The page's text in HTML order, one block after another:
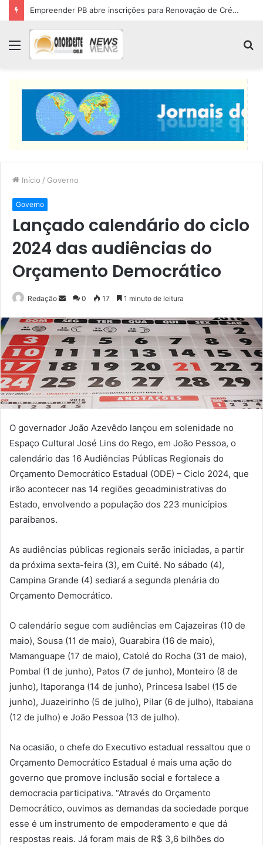
Empreender PB abre inscrições para Renovação de Crédito
Menu
Início / Governo
Governo
Lançado calendário do ciclo
2024 das audiências do
Orçamento Democrático
Redação
Mande
e-
mail
0 17 1 minuto de leitura
O governador João Azevêdo lançou em solenidade no
Espaço Cultural José Lins do Rego, em João Pessoa, o
calendário das 16 Audiências Públicas Regionais do
Orçamento Democrático Estadual (ODE) – Ciclo 2024, que
irão acontecer nas 14 regiões geoadministrativas do
Estado, envolvendo a população dos 223 municípios
paraibanos.
As audiências públicas regionais serão iniciadas, a partir
da próxima sexta-feira (3), em Cuité. No sábado (4),
Campina Grande (4) sediará a segunda plenária do
Orçamento Democrático.
O calendário segue com audiências em Cajazeiras (10 de
maio), Sousa (11 de maio), Guarabira (16 de maio),
Mamanguape (17 de maio), Catolé do Rocha (31 de maio),
Pombal (1 de junho), Patos (7 de junho), Monteiro (8 de
junho), Itaporanga (14 de junho), Princesa Isabel (15 de
junho), Juazeirinho (5 de julho), Pilar (6 de julho), Itabaiana
(12 de julho) e João Pessoa (13 de julho).
Na ocasião, o chefe do Executivo estadual ressaltou que o
Orçamento Democrático Estadual é mais uma ação do
governo que promove inclusão social e fortalece a
democracia participativa. “Através do Orçamento
Democrático, ouvimos as demandas da sociedade porque
esse é um instrumento de empoderamento e que dá
respostas reais. Já foram mais de R$ 3,6 bilhões do